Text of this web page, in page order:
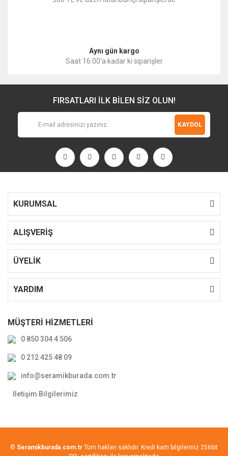
Aynı gün kargo
Saat 16:00'a kadar ki siparişler
FIRSATLARI İLK BİLEN SİZ OLUN!
KAYDOL
KURUMSAL
ALIŞVERİŞ
ÜYELİK
YARDIM
MÜŞTERİ HİZMETLERİ
0 850 304 4 506
0 212 425 48 09
info@seramikburada.com.tr
İletişim Bilgilerimiz
© Seramikburada.com.tr Tüm hakları saklıdır. Kredi kartı bilgileriniz 256bit